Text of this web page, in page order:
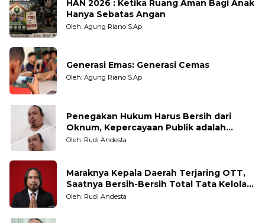
HAN 2026 : Ketika Ruang Aman Bagi Anak
Hanya Sebatas Angan
Oleh: Agung Riano S.Ap
Generasi Emas: Generasi Cemas
Oleh: Agung Riano S.Ap
Penegakan Hukum Harus Bersih dari
Oknum, Kepercayaan Publik adalah
Taruhannya
Oleh: Rudi Andesta
Maraknya Kepala Daerah Terjaring OTT,
Saatnya Bersih-Bersih Total Tata Kelola
Pemerintahan
Oleh: Rudi Andesta